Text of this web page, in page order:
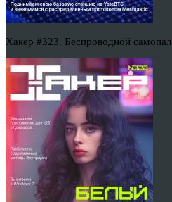
Хакер #323. Беспроводной самопал